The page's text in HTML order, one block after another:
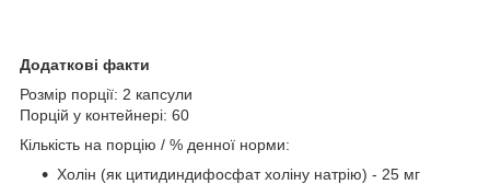
Додаткові факти
Розмір порції: 2 капсули
Порцій у контейнері: 60
Кількість на порцію / % денної норми:
Холін (як цитидиндифосфат холіну натрію) - 25 мг